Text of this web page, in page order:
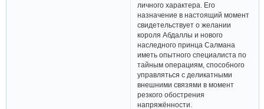
личного характера. Его
назначение в настоящий момент
свидетельствует о желании
короля Абдаллы и нового
наследного принца Салмана
иметь опытного специалиста по
тайным операциям, способного
управляться с деликатными
внешними связями в момент
резкого обострения
напряжённости.